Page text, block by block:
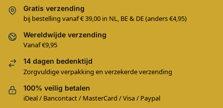
Gratis verzending
bij bestelling vanaf € 39,00 in NL, BE & DE (anders €4,95)
Wereldwijde verzending
Vanaf €9,95
14 dagen bedenktijd
Zorgvuldige verpakking en verzekerde verzending
100% veilig betalen
iDeal / Bancontact / MasterCard / Visa / Paypal